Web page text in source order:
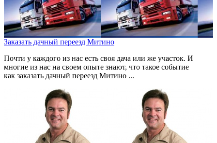
Заказать дачный переезд Митино
Почти у каждого из нас есть своя дача или же участок. И
многие из нас на своем опыте знают, что такое событие
как заказать дачный переезд Митино ...